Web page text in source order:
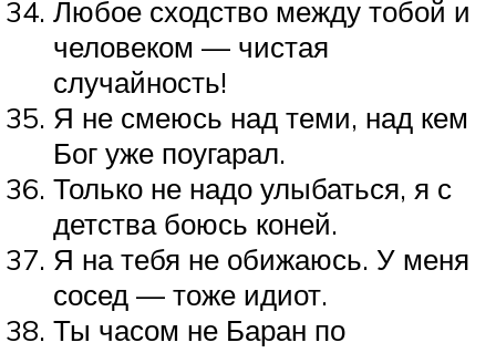
Любое сходство между тобой и
человеком — чистая
случайность!
Я не смеюсь над теми, над кем
Бог уже поугарал.
Только не надо улыбаться, я с
детства боюсь коней.
Я на тебя не обижаюсь. У меня
сосед — тоже идиот.
Ты часом не Баран по